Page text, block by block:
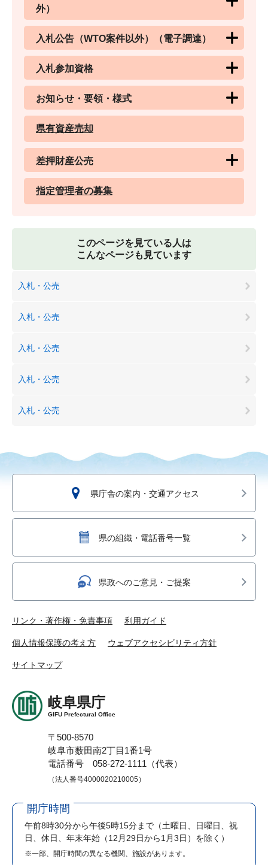
外）
入札公告（WTO案件以外）（電子調達）
入札参加資格
お知らせ・要領・様式
県有資産売却
差押財産公売
指定管理者の募集
このページを見ている人は
こんなページも見ています
入札・公売
入札・公売
入札・公売
入札・公売
入札・公売
県庁舎の案内・交通アクセス
県の組織・電話番号一覧
県政へのご意見・ご提案
リンク・著作権・免責事項 利用ガイド
個人情報保護の考え方 ウェブアクセシビリティ方針
サイトマップ
岐阜県庁
GIFU Prefectural Office
〒500-8570
岐阜市薮田南2丁目1番1号
電話番号 058-272-1111（代表）
（法人番号4000020210005）
開庁時間
午前8時30分から午後5時15分まで （土曜日、日曜日、祝
日、休日、年末年始（12月29日から1月3日）を除く）
※一部、開庁時間の異なる機関、施設があります。